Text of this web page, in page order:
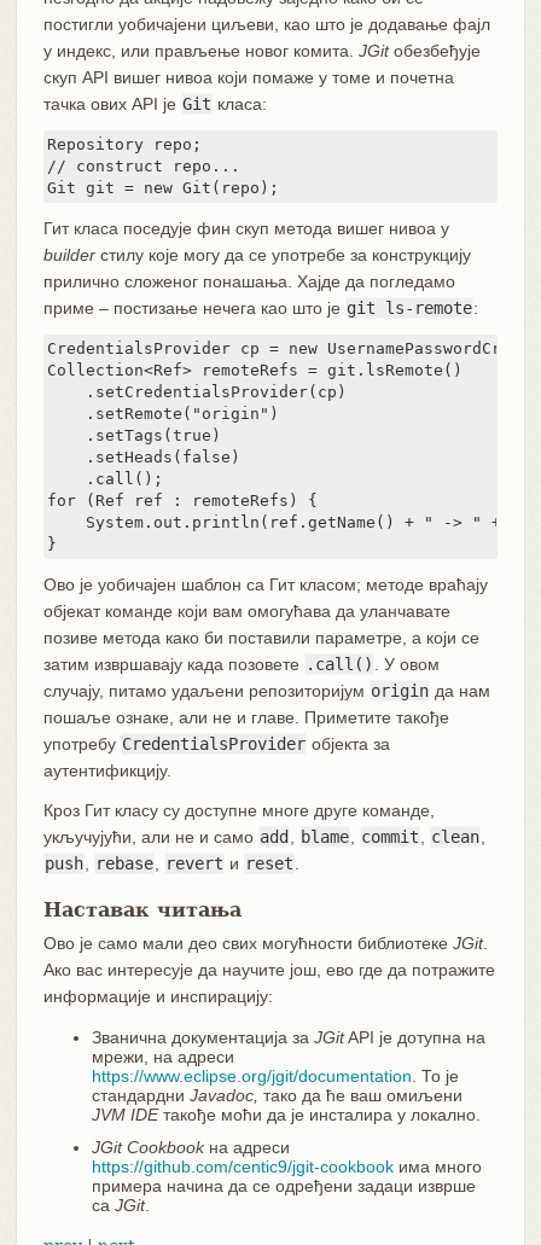
постигли уобичајени циљеви, као што је додавање фајл
у индекс, или прављење новог комита. JGitобезбеђује
скуп API вишег нивоа који помаже у томе и почетна
тачка ових API је Git класа:
Repository repo;
// construct repo...
Git git = new Git(repo);
Гит класа поседује фин скуп метода вишег нивоа у
builderстилу које могу да се употребе за конструкцију
прилично сложеног понашања. Хајде да погледамо
приме – постизање нечега као што је git ls-remote:
CredentialsProvider cp = new
Collection<Ref> remoteRefs = git.lsRemote()
    .setCredentialsProvider(cp)
    .setRemote("origin")
    .setTags(true)
    .setHeads(false)
    .call();
for (Ref ref : remoteRefs) {
System.out.println(ref.getName() + " -> " +
}
Ово је уобичајен шаблон са Гит класом; методе враћају
објекат команде који вам омогућава да уланчавате
позиве метода како би поставили параметре, а који се
затим извршавају када позовете .call()
. У овом
случају, питамо удаљени репозиторијум origin да нам
пошаље ознаке, али не и главе. Приметите такође
употребу CredentialsProvider објекта за
аутентификцију.
Кроз Гит класу су доступне многе друге команде,
укључујући, али не и само add blame commit clean
push
rebase revert и reset
Наставак читања
Ово је само мали део свих могућности библиотеке JGit.
Ако вас интересује да научите још, ево где да потражите
информације и инспирацију:
Званична документација за JGitAPI је дотупна на
мрежи, на адреси
https://www.eclipse.org/jgit/documentation . То је
стандардни Javadoc, тако да ће ваш омиљени
JVM IDEтакође моћи да је инсталира у локално.
JGit Cookbookна адреси
https://github.com/centic9/jgit-cookbookима много
примера начина да се одређени задаци изврше
са JGit.